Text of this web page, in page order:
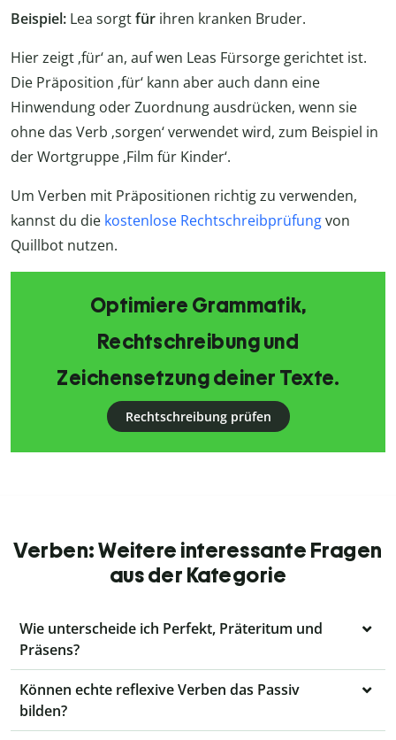
Beispiel: Lea sorgtfür ihren kranken Bruder.
Hier zeigt ‚für‘ an, auf wen Leas Fürsorge gerichtet ist.
Die Präposition ‚für‘ kann aber auch dann eine
Hinwendung oder Zuordnung ausdrücken, wenn sie
ohne das Verb ‚sorgen‘ verwendet wird, zum Beispiel in
der Wortgruppe ‚Film für Kinder‘.
Um Verben mit Präpositionen richtig zu verwenden,
kannst du die kostenlose Rechtschreibprüfungvon
Quillbot nutzen.
Optimiere Grammatik,
Rechtschreibung und
Zeichensetzung deiner Texte.
Rechtschreibung prüfen
Verben: Weitere interessante Fragen
aus der Kategorie
Wie unterscheide ich Perfekt, Präteritum und
Präsens?
Können echte reflexive Verben das Passiv
bilden?